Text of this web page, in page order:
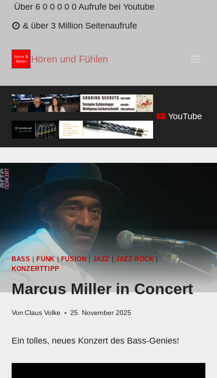
Zum
Inhalt
Über 6 0 0 0 0 0 Aufrufe bei Youtube
& über 3 Million Seitenaufrufe
Hören und Fühlen
YouTube
BASS FUNK |FUSION JAZZ JAZZ-ROCK
KONZERTTIPP
Marcus Miller in Concert
Von Claus Volke 25. November 2025
Ein tolles, neues Konzert des Bass-Genies!